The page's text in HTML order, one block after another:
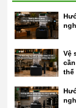
Vệ
thế